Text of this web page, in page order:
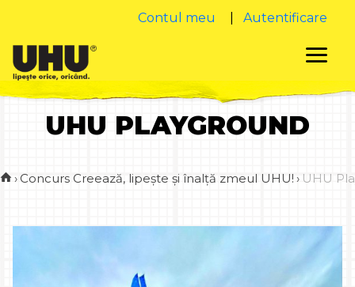
Contul meu Autentificare
UHU PLAYGROUND
› Concurs Creează, lipește și înalță zmeul UHU! › UHU